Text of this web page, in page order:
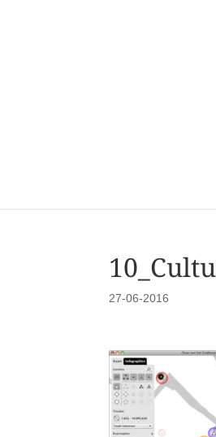
27-06-2016